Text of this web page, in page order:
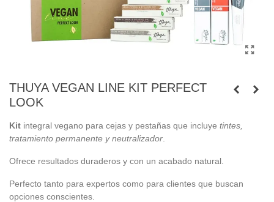
THUYA VEGAN LINE KIT PERFECT
LOOK
Kit integral vegano para cejas y pestañas que incluye tintes,
tratamiento permanente y neutralizador
Ofrece resultados duraderos y con un acabado natural.
Perfecto tanto para expertos como para clientes que buscan
opciones conscientes.